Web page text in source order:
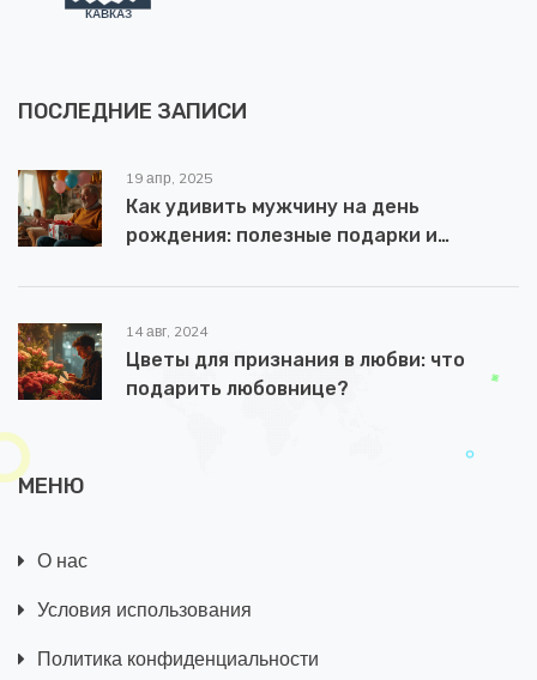
ПОСЛЕДНИЕ ЗАПИСИ
19 апр, 2025
Как удивить мужчину на день
рождения: полезные подарки и
14 авг, 2024
Цветы для признания в любви: что
подарить любовнице?
МЕНЮ
О нас
Условия использования
Политика конфиденциальности